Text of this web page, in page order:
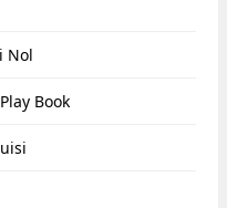
Nol
Book